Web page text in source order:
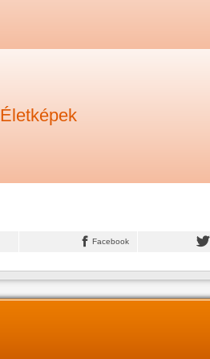
Életképek
Facebook